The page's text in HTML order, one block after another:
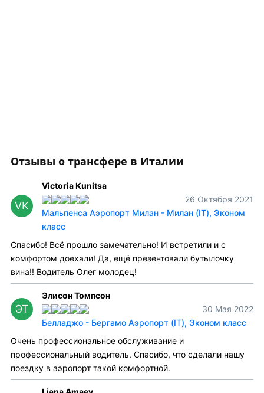
Отзывы о трансфере в Италии
VK
Victoria Kunitsa
26 Октября 2021
Мальпенса Аэропорт Милан - Милан (IT), Эконом
класс
Спасибо! Всё прошло замечательно! И встретили и с
комфортом доехали! Да, ещё презентовали бутылочку
вина!! Водитель Олег молодец!
ЭТ
Элисон Томпсон
30 Мая 2022
Белладжо - Бергамо Аэропорт (IT), Эконом класс
Очень профессиональное обслуживание и
профессиональный водитель. Спасибо, что сделали нашу
поездку в аэропорт такой комфортной.